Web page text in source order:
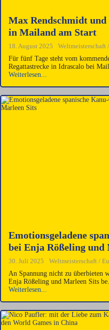
Max Rendschmidt
in Mailand am Start
18. August 2025 Weltmeisterschaft
Für fünf Tage steht vom
Regattastrecke in Idrascalo bei
Weiterlesen...
Emotionsgeladene
bei Enja Rößeling und
30. Juli 2025 Weltmeisterschaft /
An Spannung nicht zu überbieten
Enja Rößeling und Marleen Sits
Weiterlesen...